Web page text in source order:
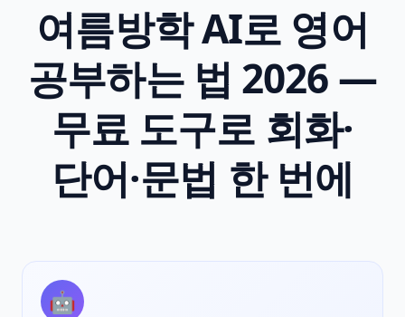
여름방학 AI로 영어
공부하는 법 2026 —
무료 도구로 회화·
단어·문법 한 번에
🤖